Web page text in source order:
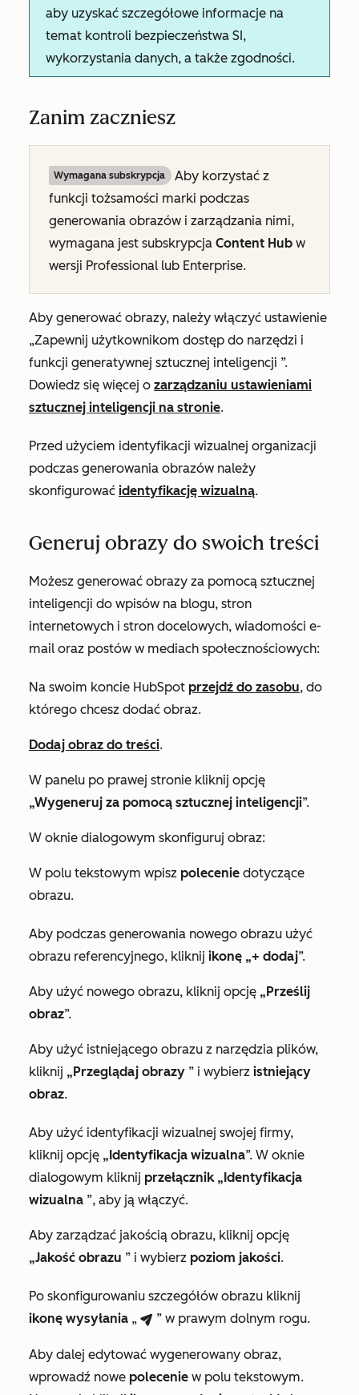
aby uzyskać szczegółowe informacje na
temat kontroli bezpieczeństwa SI,
wykorzystania danych, a także zgodności.
Zanim zaczniesz
Wymagana subskrypcja
Aby korzystać z
funkcji tożsamości marki podczas
generowania obrazów i zarządzania nimi,
wymagana jest subskrypcja Content Hub w
wersji Professional lub Enterprise.
Aby generować obrazy, należy włączyć ustawienie
„Zapewnij użytkownikom dostęp do narzędzi i
funkcji generatywnej sztucznej inteligencji ”.
Dowiedz się więcej o zarządzaniu ustawieniami
sztucznej inteligencji na stronie.
Przed użyciem identyfikacji wizualnej organizacji
podczas generowania obrazów należy
skonfigurować identyfikację wizualną.
Generuj obrazy do swoich treści
Możesz generować obrazy za pomocą sztucznej
inteligencji do wpisów na blogu, stron
internetowych i stron docelowych, wiadomości e-
mail oraz postów w mediach społecznościowych:
Na swoim koncie HubSpot przejdź do zasobu, do
którego chcesz dodać obraz.
Dodaj obraz do treści.
W panelu po prawej stronie kliknij opcję
„Wygeneruj za pomocą sztucznej inteligencji”.
W oknie dialogowym skonfiguruj obraz:
W polu tekstowym wpisz polecenie dotyczące
obrazu.
Aby podczas generowania nowego obrazu użyć
obrazu referencyjnego, kliknij ikonę „+ dodaj”.
Aby użyć nowego obrazu, kliknij opcję „Prześlij
obraz”.
Aby użyć istniejącego obrazu z narzędzia plików,
kliknij „Przeglądaj obrazy ” i wybierz istniejący
obraz.
Aby użyć identyfikacji wizualnej swojej firmy,
kliknij opcję „Identyfikacja wizualna”. W oknie
dialogowym kliknij przełącznik „Identyfikacja
wizualna ”, aby ją włączyć.
Aby zarządzać jakością obrazu, kliknij opcję
„Jakość obrazu ” i wybierz poziom jakości.
Po skonfigurowaniu szczegółów obrazu kliknij
ikonę wysyłania „ breezeSendIcon ” w prawym dolnym rogu.
Aby dalej edytować wygenerowany obraz,
wprowadź nowe polecenie w polu tekstowym.